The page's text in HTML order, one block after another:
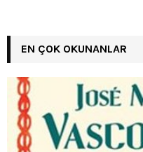
EN ÇOK OKUNANLAR